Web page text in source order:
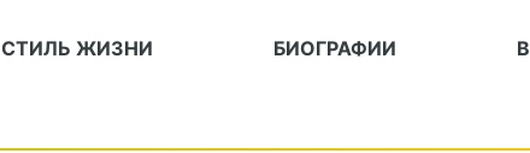
СТИЛЬ ЖИЗНИ БИОГРАФИИ